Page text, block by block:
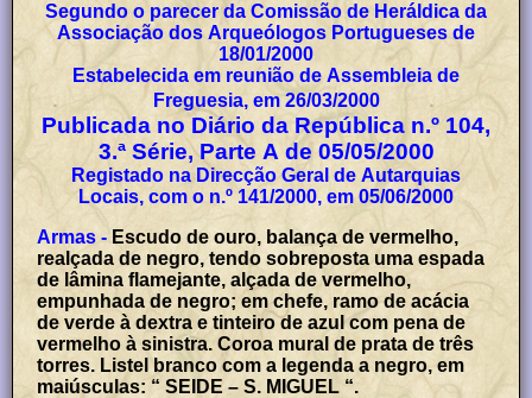
Segundo o parecer da Comissão de Heráldica da
Associação dos Arqueólogos Portugueses de
18/01/2000
Estabelecida em reunião de Assembleia de
Freguesia, em 26/03/2000
Publicada no Diário da República n.º 104,
3.ª Série, Parte A de 05/05/2000
Registado na Direcção Geral de Autarquias
Locais, com o n.º 141/2000, em 05/06/2000
Armas - Escudo de ouro, balança de vermelho,
realçada de negro, tendo sobreposta uma espada
de lâmina flamejante, alçada de vermelho,
empunhada de negro; em chefe, ramo de acácia
de verde à dextra e tinteiro de azul com pena de
vermelho à sinistra. Coroa mural de prata de três
torres. Listel branco com a legenda a negro, em
maiúsculas: “ SEIDE – S. MIGUEL “.